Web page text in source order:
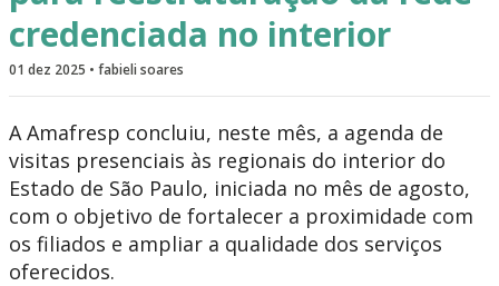
credenciada no interior
01 dez 2025 • fabieli soares
A Amafresp concluiu, neste mês, a agenda de
visitas presenciais às regionais do interior do
Estado de São Paulo, iniciada no mês de agosto,
com o objetivo de fortalecer a proximidade com
os filiados e ampliar a qualidade dos serviços
oferecidos.